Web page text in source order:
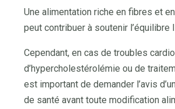
Une alimentation riche en fibres et
peut contribuer à soutenir l’équilibre
Cependant, en cas de troubles
d’hypercholestérolémie ou de
est important de demander l’avis
de santé avant toute modification